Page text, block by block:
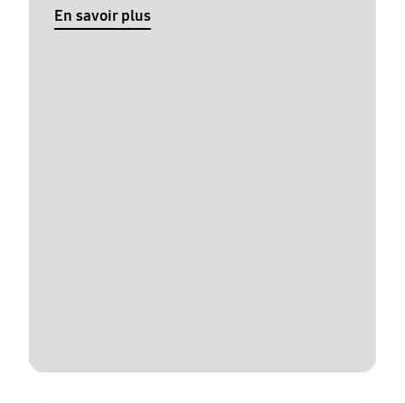
En savoir plus